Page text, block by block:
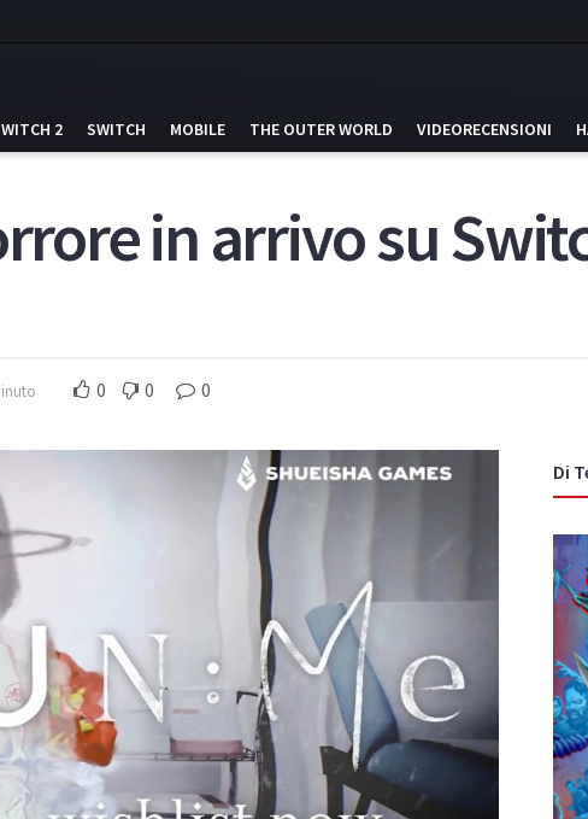
2 SWITCH MOBILE THE OUTER WORLD VIDEORECENSIONI
in arrivo su
0 0 0
Di